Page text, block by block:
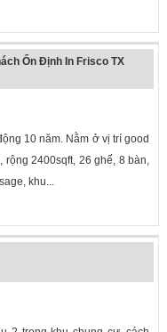
Ổn Định In Frisco TX
10 năm. Nằm ở vị trí good
rộng 2400sqft, 26 ghế, 8 bàn,
khu...